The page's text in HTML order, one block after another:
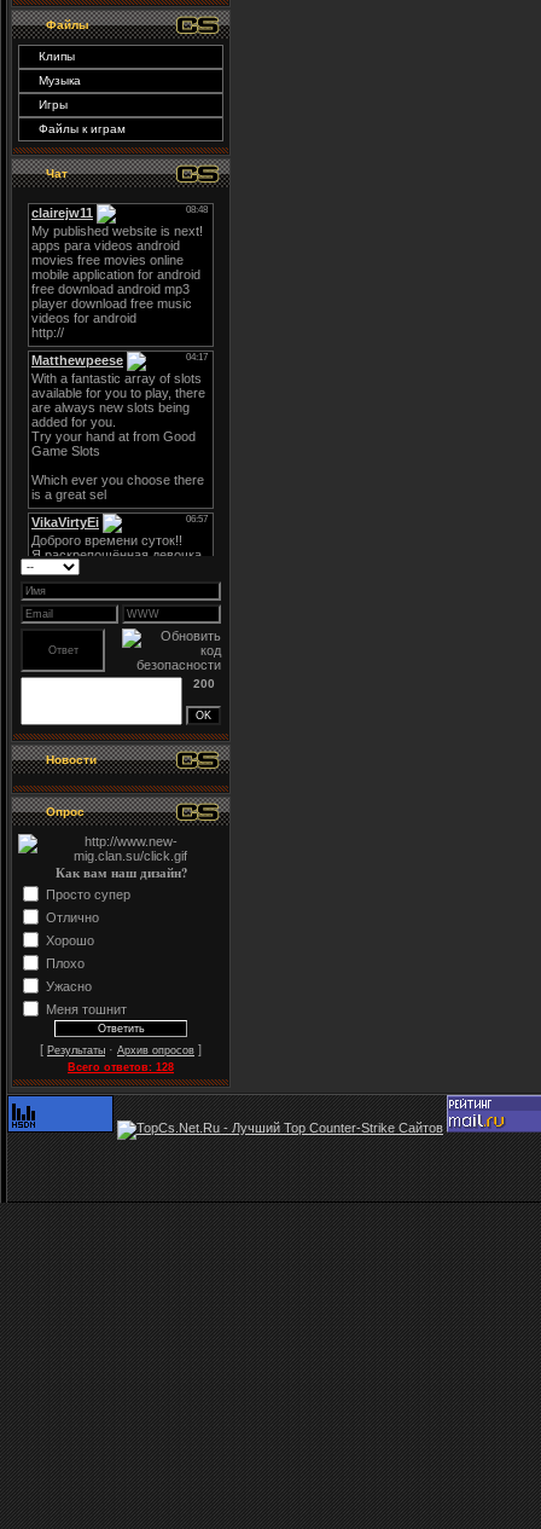
Файлы
Клипы
Музыка
Игры
Файлы к играм
Чат
200
Новости
Опрос
Как вам наш дизайн?
Просто супер
Отлично
Хорошо
Плохо
Ужасно
Меня тошнит
[ Результаты · Архив опросов ]
Всего ответов: 128